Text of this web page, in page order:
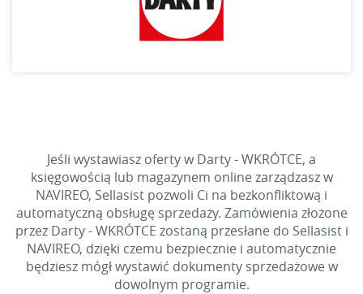
Jeśli wystawiasz oferty w Darty - WKRÓTCE, a
księgowością lub magazynem online zarządzasz w
NAVIREO, Sellasist pozwoli Ci na bezkonfliktową i
automatyczną obsługę sprzedaży. Zamówienia złożone
przez Darty - WKRÓTCE zostaną przesłane do Sellasist i
NAVIREO, dzięki czemu bezpiecznie i automatycznie
będziesz mógł wystawić dokumenty sprzedażowe w
dowolnym programie.